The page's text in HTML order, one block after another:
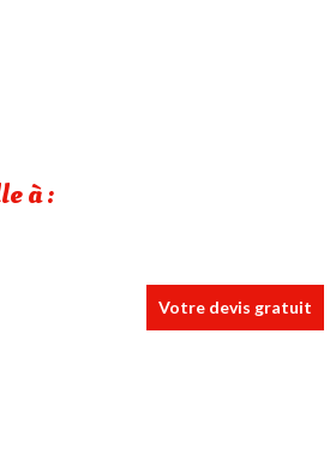
à :
Votre devis gratuit